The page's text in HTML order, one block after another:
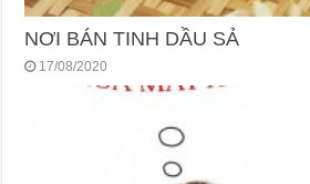
NƠI BÁN TINH DẦU SẢ
17/08/2020